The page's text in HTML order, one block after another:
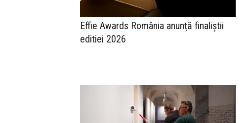
Effie Awards România anunță finaliștii
editiei 2026